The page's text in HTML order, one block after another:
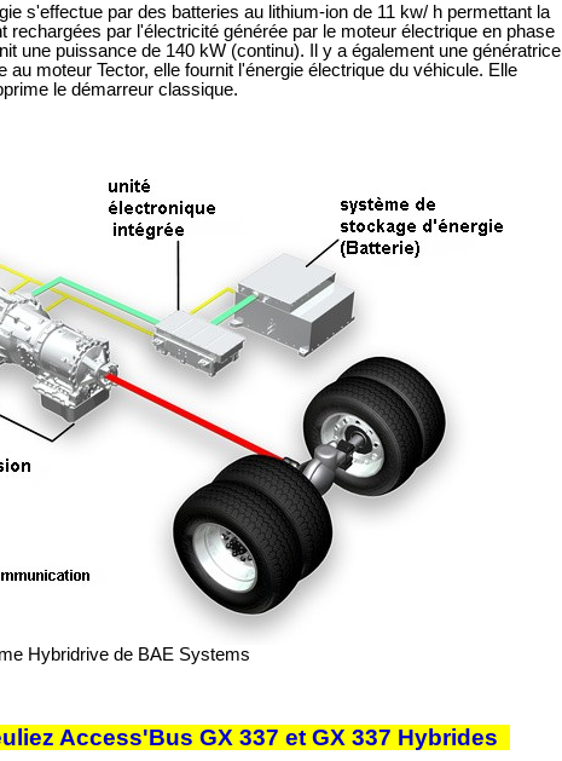
s'effectue par des batteries au lithium-ion de 11 kw/ h permettant la
rechargées par l'électricité générée par le moteur électrique en phase
une puissance de 140 kW (continu). Il y a également une génératrice
moteur Tector, elle fournit l'énergie électrique du véhicule. Elle
le démarreur classique.
Hybridrive de BAE Systems
Access'Bus GX 337 et GX 337 Hybrides